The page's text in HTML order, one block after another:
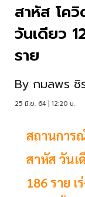
สาหัส โค
วันเดียว
ราย
By กมลพร ชิ
25 มิ.ย. 64 | 12:20 น.
สถานการ
สาหัส วันเ
186 ราย